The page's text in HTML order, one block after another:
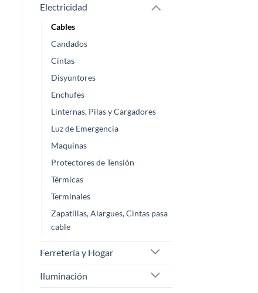
Electricidad
Cables
Candados
Cintas
Disyuntores
Enchufes
Linternas, Pilas y Cargadores
Luz de Emergencia
Maquinas
Protectores de Tensión
Térmicas
Terminales
Zapatillas, Alargues, Cintas pasa
cable
Ferretería y Hogar
Iluminación